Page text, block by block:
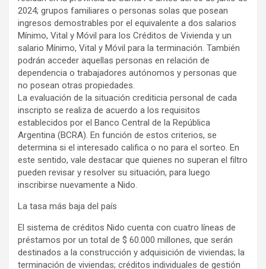
2024; grupos familiares o personas solas que posean
ingresos demostrables por el equivalente a dos salarios
Mínimo, Vital y Móvil para los Créditos de Vivienda y un
salario Mínimo, Vital y Móvil para la terminación. También
podrán acceder aquellas personas en relación de
dependencia o trabajadores autónomos y personas que
no posean otras propiedades.
La evaluación de la situación crediticia personal de cada
inscripto se realiza de acuerdo a los requisitos
establecidos por el Banco Central de la República
Argentina (BCRA). En función de estos criterios, se
determina si el interesado califica o no para el sorteo. En
este sentido, vale destacar que quienes no superan el filtro
pueden revisar y resolver su situación, para luego
inscribirse nuevamente a Nido.
La tasa más baja del país
El sistema de créditos Nido cuenta con cuatro líneas de
préstamos por un total de $ 60.000 millones, que serán
destinados a la construcción y adquisición de viviendas; la
terminación de viviendas; créditos individuales de gestión